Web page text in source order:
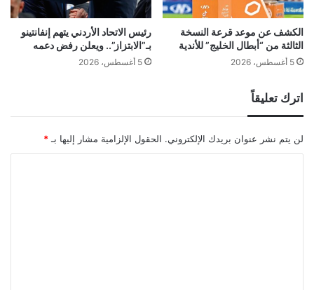
الكشف عن موعد قرعة النسخة
الثالثة من “أبطال الخليج” للأندية
5 أغسطس، 2026
رئيس الاتحاد الأردني يتهم إنفانتينو
بـ”الابتزاز”.. ويعلن رفض دعمه
5 أغسطس، 2026
اترك تعليقاً
لن يتم نشر عنوان بريدك الإلكتروني. الحقول الإلزامية مشار إليها بـ*